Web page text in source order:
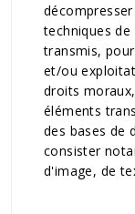
techniques
transmis,
et/ou
droits
éléments
des bases de
consister
d'image, de